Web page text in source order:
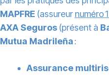
MAPFRE (assureur numéro
AXA Seguros (présent à
Mutua Madrileña:
Assurance